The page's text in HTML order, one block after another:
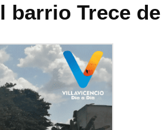
barrio Trece de